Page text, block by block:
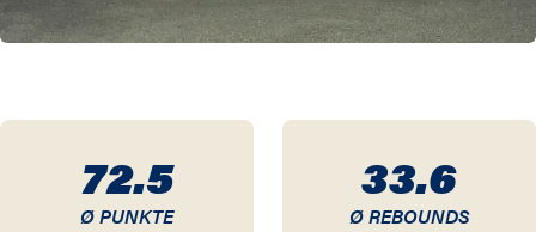
72.5
Ø PUNKTE
33.6
Ø REBOUNDS